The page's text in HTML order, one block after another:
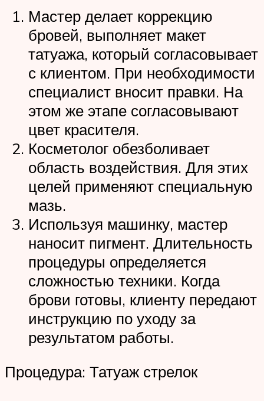
Мастер делает коррекцию
бровей, выполняет макет
татуажа, который согласовывает
с клиентом. При необходимости
специалист вносит правки. На
этом же этапе согласовывают
цвет красителя.
Косметолог обезболивает
область воздействия. Для этих
целей применяют специальную
мазь.
Используя машинку, мастер
наносит пигмент. Длительность
процедуры определяется
сложностью техники. Когда
брови готовы, клиенту передают
инструкцию по уходу за
результатом работы.
Процедура: Татуаж стрелок